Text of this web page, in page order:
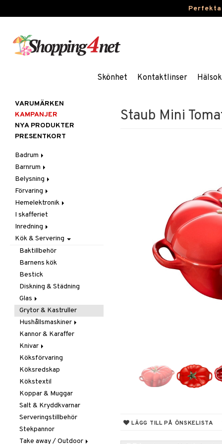
Skönhet Kontaktlinser
Staub Mini
LÄGG TILL PÅ ÖNSKELISTA
VARUMÄRKEN
KAMPANJER
NYA PRODUKTER
PRESENTKORT
Badrum
Badrumsinredning
Badrumstextilier
Badrumstillbehör
Barnrum
Barnlampor
Barnmöbler
Barnrumsdekoration
Barnrumsförvaring
Barnrumstextilier
Belysning
Belysningstillbehör
Lampor
Bordslampor
Taklampor
LED-ljus
Ljuslyktor & Ljusstakar
Utomhusbelysning
Förvaring
Hängare & krokar
Hyllor
Småförvaring
Småförvaring & Korgar
Väskor
Hemelektronik
Ljud
I skafferiet
Inredning
Dekoration
Böcker
Figurer & Skulpturer
Klockor
Krukor
Metal Art
Väggdekorationer
Vaser
Doftljus & Doftspridare
Förvaring & Hyllor
Hängare & Krokar
Hyllor
Småförvaring & Korgar
Juldekoration
Ljuslyktor & Ljusstakar
Småmöbler
Kök & Servering
Baktillbehör
Barnens kök
Bestick
Diskning & Städning
Glas
Champagneglas
Dricksglas
Drink- & Cocktailglas
Ölglas
Snaps- & Avecglas
Vinglas
Whiskey- & Cognacglas
Grytor & Kastruller
Hushållsmaskiner
Brödrostar
Kaffe, Te & Espresso
Mixer & Elvispar
Övriga maskiner
Vattenkokare
Kannor & Karaffer
Knivar
Brödknivar
Knivset
Knivslipar och Brynen
Knivtillbehör
Kockknivar
Skal- & Grönsaksknivar
Skärbrädor
Specialknivar
Köksförvaring
Köksredskap
Kökstextil
Koppar & Muggar
Salt & Kryddkvarnar
Serveringstillbehör
Stekpannor
Take away / Outdoor